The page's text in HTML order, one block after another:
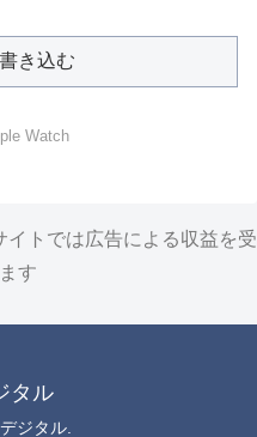
き込む
Watch
イトでは広告による収益を受
す
タル
ジタル.